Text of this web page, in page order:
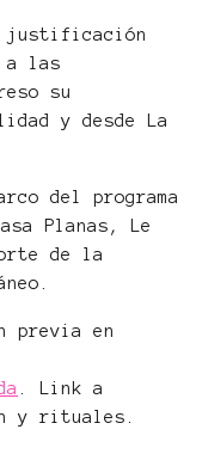
justificación
a las
su
y desde La
del programa
Planas, Le
de la
previa en
. Link a
y rituales.